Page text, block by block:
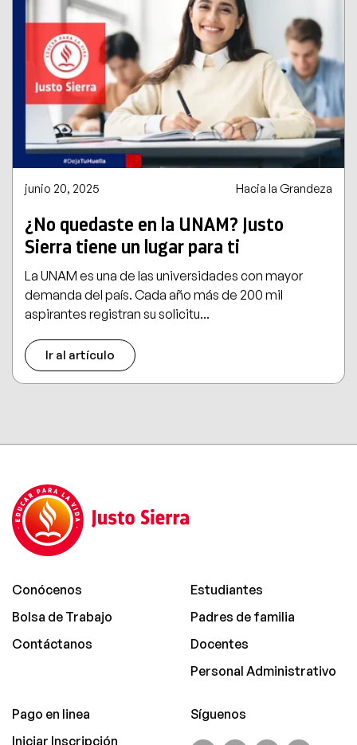
junio 20, 2025 Hacia la Grandeza
¿No quedaste en la UNAM? Justo
Sierra tiene un lugar para ti
La UNAM es una de las universidades con mayor
demanda del país. Cada año más de 200 mil
aspirantes registran su solicitu...
Ir al artículo
Conócenos
Bolsa de Trabajo
Contáctanos
Estudiantes
Padres de familia
Docentes
Personal Administrativo
Pago en linea
Iniciar Inscripción
Síguenos